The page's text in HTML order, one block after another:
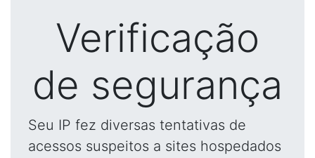
Verificação
de segurança
Seu IP fez diversas tentativas de
acessos suspeitos a sites hospedados